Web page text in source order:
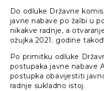
Do odluke Državne
javne nabave po žalbi u
nikakve radnje, a
ožujka 2021. godine
Po primitku odluke
postupaka javne nabave
postupka obavijestiti
radnje sukladno istoj.